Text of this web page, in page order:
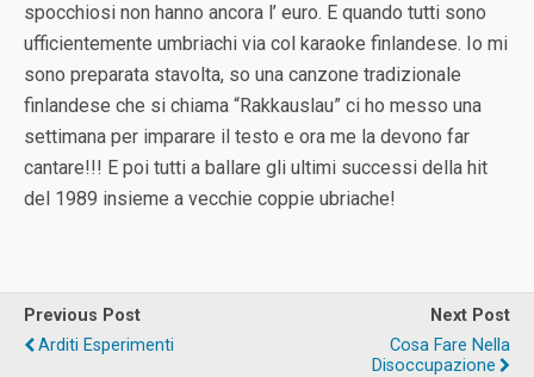
spocchiosi non hanno ancora l’ euro. E quando tutti sono
ufficientemente umbriachi via col karaoke finlandese. Io mi
sono preparata stavolta, so una canzone tradizionale
finlandese che si chiama “Rakkauslau” ci ho messo una
settimana per imparare il testo e ora me la devono far
cantare!!! E poi tutti a ballare gli ultimi successi della hit
del 1989 insieme a vecchie coppie ubriache!
Previous Post
Arditi Esperimenti
Next Post
Cosa Fare Nella
Disoccupazione